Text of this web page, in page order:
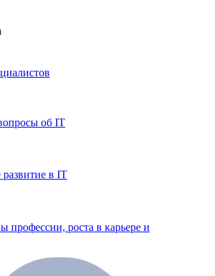
об IT
в IT
профессии, роста в карьере и